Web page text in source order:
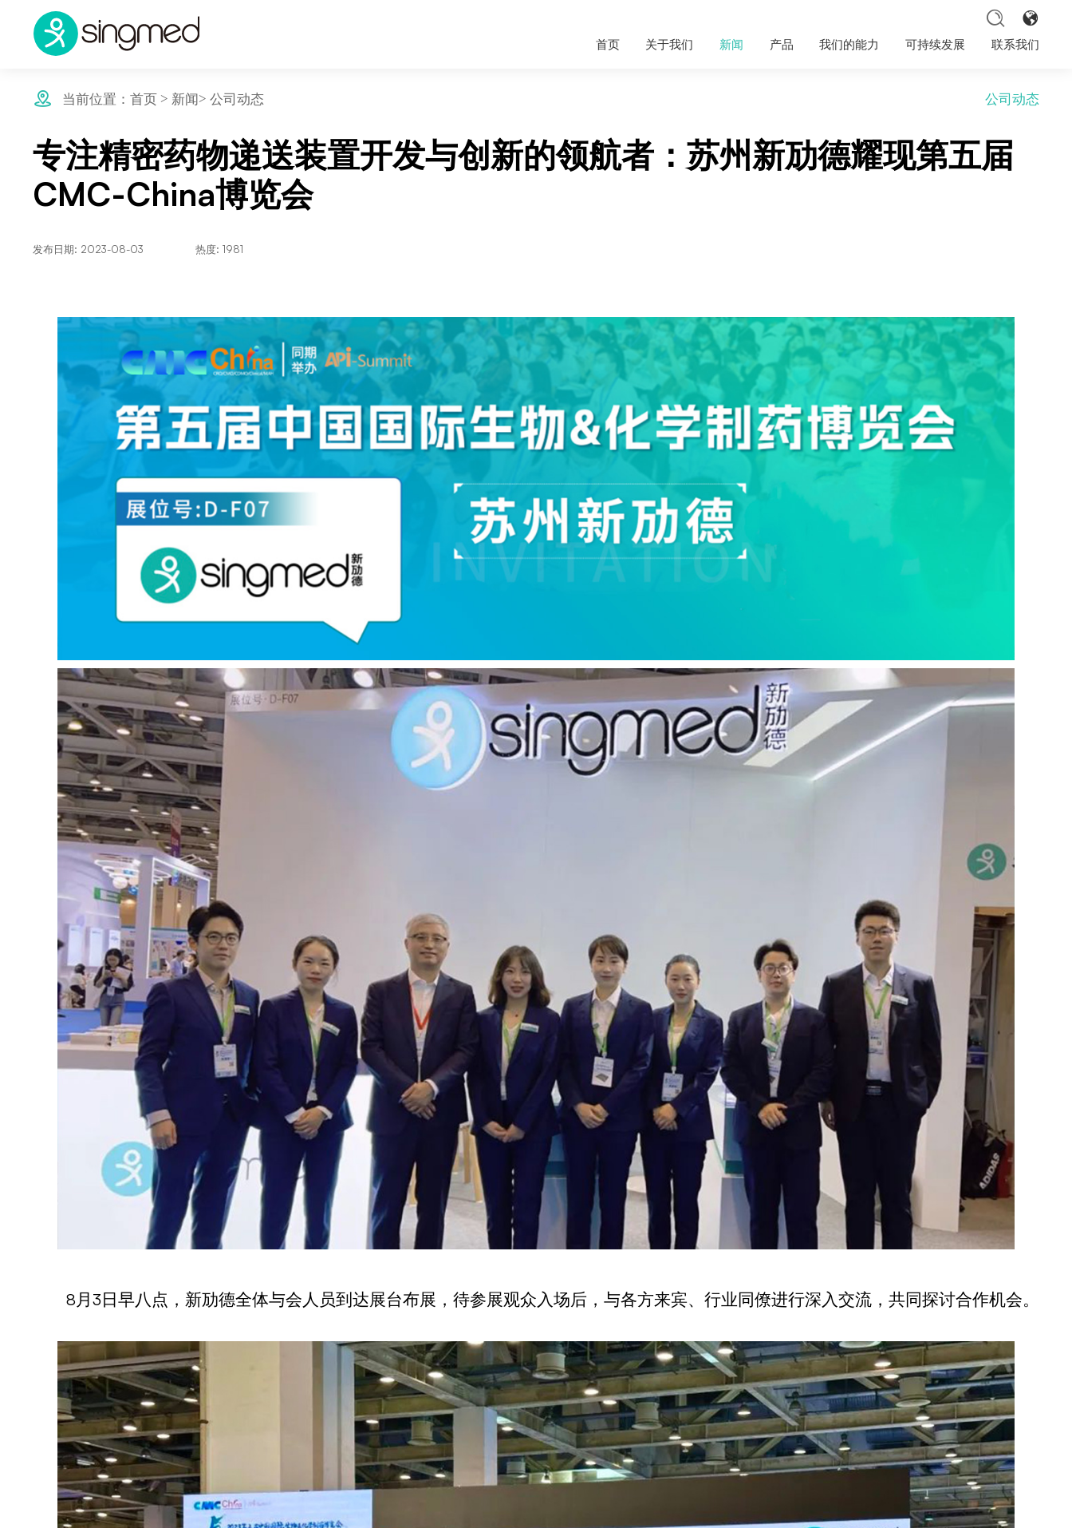
首页
关于我们 新闻 产品 我们的能力 可持续发展 联系我们
当前位置： 首页> 新闻> 公司动态 公司动态
专注精密药物递送装置开发与创新的领航者：苏州新劢德耀现第五届
CMC-China博览会
发布日期: 2023-08-03 热度: 1981
8月3日早八点，新劢德全体与会人员到达展台布展，待参展观众入场后，与各方来宾、行业同僚进行深入交流，共同探讨合作机会。